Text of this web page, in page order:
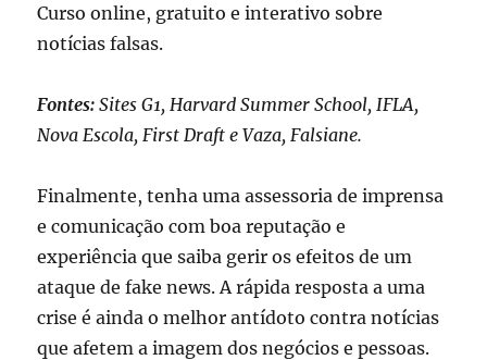
Curso online, gratuito e interativo sobre
notícias falsas.
Fontes: Sites G1, Harvard Summer School, IFLA,
Nova Escola, First Draft e Vaza, Falsiane.
Finalmente, tenha uma assessoria de imprensa
e comunicação com boa reputação e
experiência que saiba gerir os efeitos de um
ataque de fake news. A rápida resposta a uma
crise é ainda o melhor antídoto contra notícias
que afetem a imagem dos negócios e pessoas.